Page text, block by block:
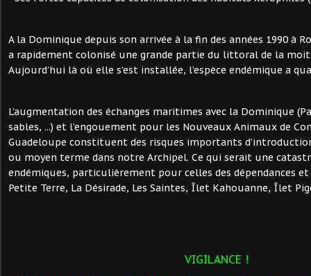
A la Dominique depuis son arrivée à la fin des années 1990 à
a rapidement colonisé une grande partie du littoral de la
Aujourd’hui là où elle s’est installée, l’espèce endémique a
L’augmentation des échanges maritimes avec la Dominique
sables, ...) et l’engouement pour les Nouveaux Animaux de
Guadeloupe constituent des risques importants
ou moyen terme dans notre Archipel. Ce qui serait une
endémiques, particulièrement pour celles des dépendances
Petite Terre, La Désirade, Les Saintes, Îlet Kahouanne, Îlet
VIGILANCE !